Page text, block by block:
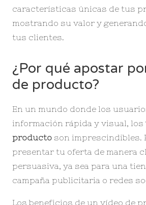
características únicas de tus
mostrando su valor y
tus clientes.
¿Por qué apostar
de producto?
En un mundo donde los
información rápida y visual, los
producto son imprescindibles.
presentar tu oferta de manera
persuasiva, ya sea para una
campaña publicitaria o redes
Los beneficios de un vídeo de